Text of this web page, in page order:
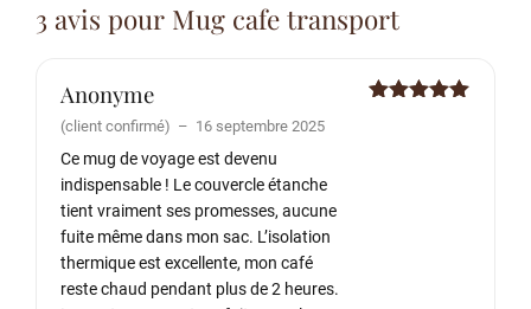
3 avis pour Mug cafe transport
Anonyme
(client confirmé) – 16 septembre 2025
Ce mug de voyage est devenu
indispensable ! Le couvercle étanche
tient vraiment ses promesses, aucune
fuite même dans mon sac. L’isolation
thermique est excellente, mon café
reste chaud pendant plus de 2 heures.